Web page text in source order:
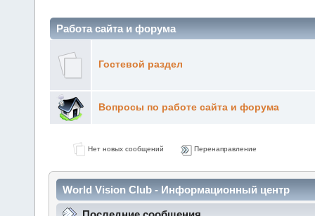
Работа сайта и форума